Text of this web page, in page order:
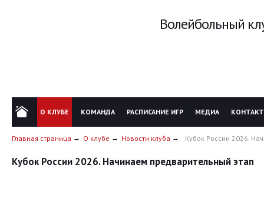
Волейбольный
О КЛУБЕ КОМАНДА РАСПИСАНИЕ ИГР МЕДИА
Главная страница О клубе Новости клуба Кубок России 2026.
Кубок России 2026. Начинаем предварительный этап